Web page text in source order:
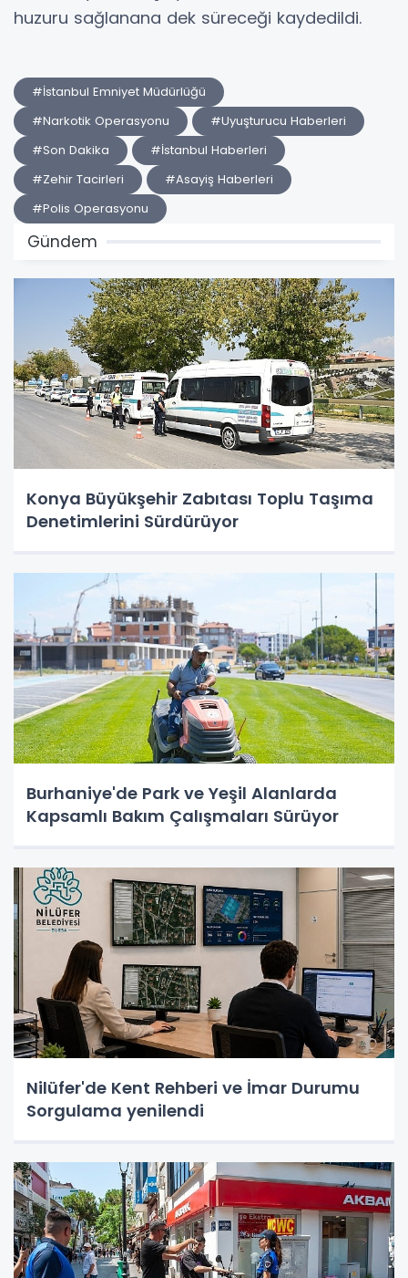
huzuru sağlanana dek süreceği kaydedildi.
#İstanbul Emniyet Müdürlüğü
#Narkotik Operasyonu
#Uyuşturucu Haberleri
#Son Dakika
#İstanbul Haberleri
#Zehir Tacirleri
#Asayiş Haberleri
#Polis Operasyonu
Gündem
Konya Büyükşehir Zabıtası Toplu Taşıma
Denetimlerini Sürdürüyor
Burhaniye'de Park ve Yeşil Alanlarda
Kapsamlı Bakım Çalışmaları Sürüyor
Nilüfer'de Kent Rehberi ve İmar Durumu
Sorgulama yenilendi